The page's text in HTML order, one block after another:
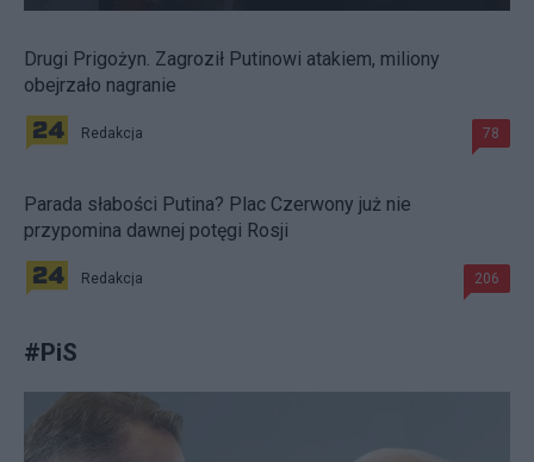
Drugi Prigożyn. Zagroził Putinowi atakiem, miliony
obejrzało nagranie
Redakcja 78
Parada słabości Putina? Plac Czerwony już nie
przypomina dawnej potęgi Rosji
Redakcja 206
#PiS